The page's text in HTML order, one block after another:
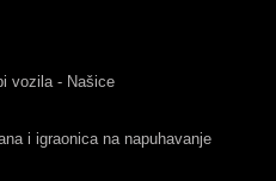
vozila - Našice
i igraonica na napuhavanje